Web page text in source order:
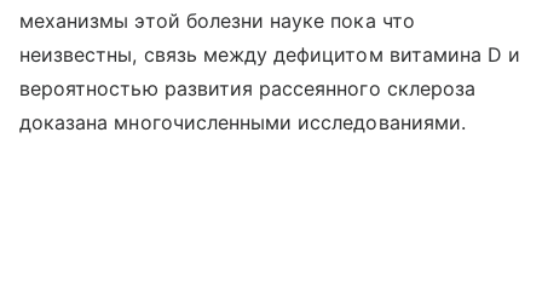
механизмы этой болезни науке пока что
неизвестны, связь между дефицитом витамина D и
вероятностью развития рассеянного склероза
доказана многочисленными исследованиями.